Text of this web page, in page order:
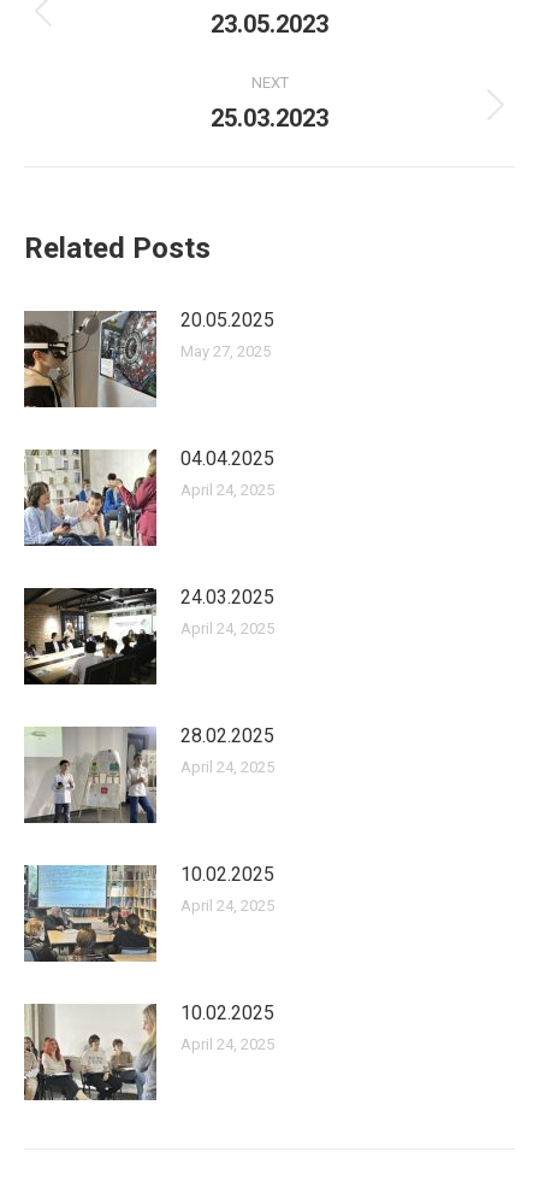
navigation
Previous
23.05.2023
NEXT
Next
25.03.2023
Related Posts
20.05.2025
May 27, 2025
04.04.2025
April 24, 2025
24.03.2025
April 24, 2025
28.02.2025
April 24, 2025
10.02.2025
April 24, 2025
10.02.2025
April 24, 2025